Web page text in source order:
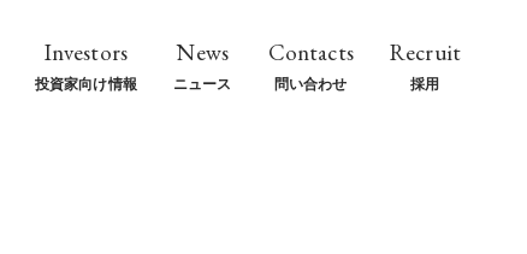
Investors
投資家向け情報
News
ニュース
Contacts
問い合わせ
Recruit
採用